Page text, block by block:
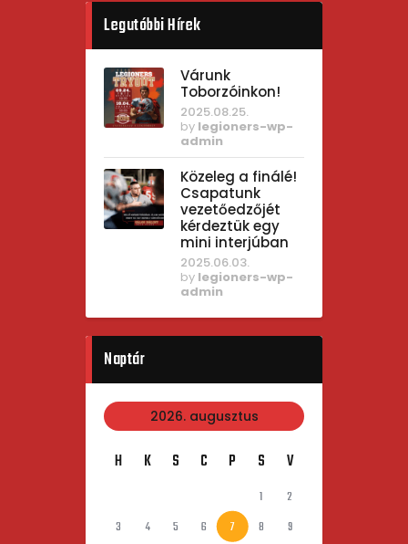
Legutóbbi Hírek
Várunk
Toborzóinkon!
2025.08.25.
by legioners-wp-
admin
Közeleg a finálé!
Csapatunk
vezetőedzőjét
kérdeztük egy
mini interjúban
2025.06.03.
by legioners-wp-
admin
Naptár
2026. augusztus
H K S C P S V
1
2
3
4 5 6 7 8 9